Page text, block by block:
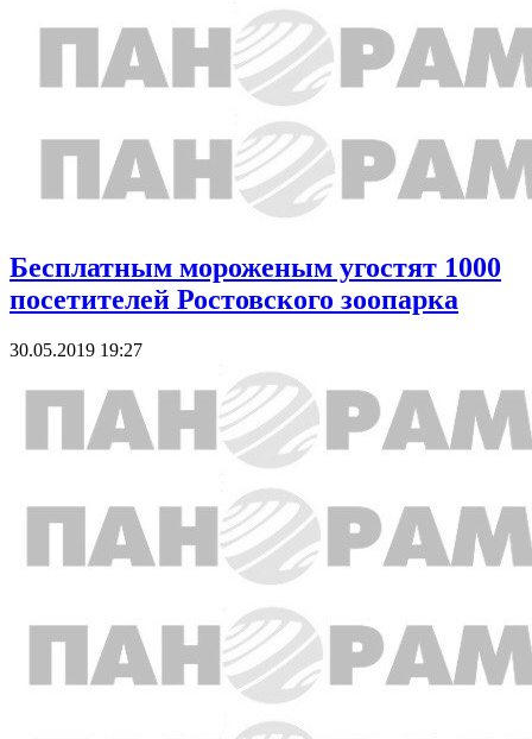
Бесплатным мороженым угостят 1000
посетителей Ростовского зоопарка
30.05.2019 19:27